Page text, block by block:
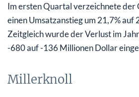
Im ersten Quartal verzeichnete der
einen Umsatzanstieg um 21,7%
Zeitgleich wurde der Verlust im
-680 auf -136 Millionen Dollar
Millerknoll